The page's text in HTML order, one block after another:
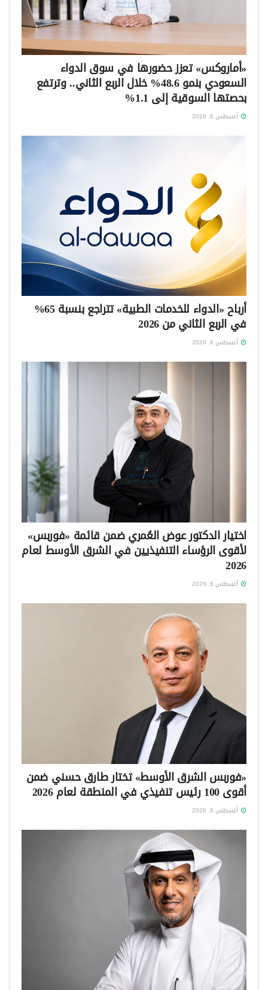
«أماروكس» تعزز حضورها في سوق الدواء
السعودي بنمو 48.6% خلال الربع الثاني.. وترتفع
بحصتها السوقية إلى 1.1%
أغسطس 6, 2026
أرباح «الدواء للخدمات الطبية» تتراجع بنسبة 65%
في الربع الثاني من 2026
أغسطس 6, 2026
اختيار الدكتور عوض العُمري ضمن قائمة «فوربس»
لأقوى الرؤساء التنفيذيين في الشرق الأوسط لعام
2026
أغسطس 6, 2026
«فوربس الشرق الأوسط» تختار طارق حسني ضمن
أقوى 100 رئيس تنفيذي في المنطقة لعام 2026
أغسطس 6, 2026